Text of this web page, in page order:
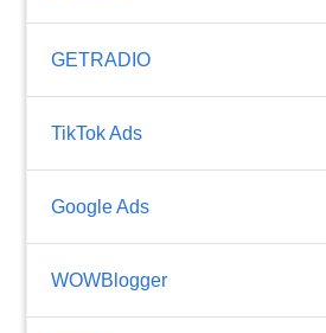
GETRADIO
TikTok Ads
Google Ads
WOWBlogger